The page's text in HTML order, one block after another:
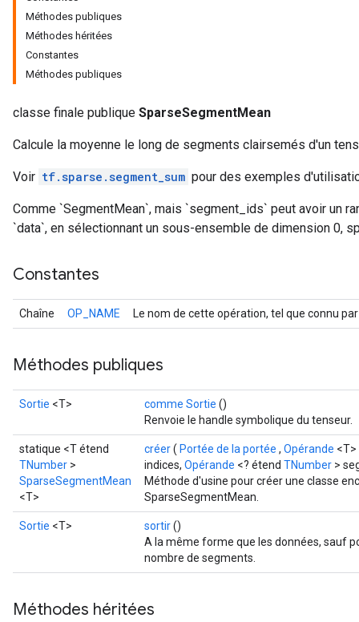
Méthodes publiques
Méthodes héritées
Constantes
Méthodes publiques
classe finale publique SparseSegmentMean
Calcule la moyenne le long de segments clairsemés d'un
Voir tf.sparse.segment_sum pour des exemples
Comme `SegmentMean`, mais `segment_ids` peut avoir un
`data`, en sélectionnant un sous-ensemble de dimension 0,
Constantes
Chaîne OP_NAME Le nom de cette opération, tel que connu
Méthodes publiques
Sortie <T> comme Sortie ()
Renvoie le handle symbolique du tenseur.
statique <T étend
TNumber >
SparseSegmentMean
<T>
créer( Portée de la portée , Opérande
indices, Opérande <? étend TNumber >
Méthode d'usine pour créer une classe
SparseSegmentMean.
Sortie <T> sortir()
A la même forme que les données, sauf
nombre de segments.
Méthodes héritées